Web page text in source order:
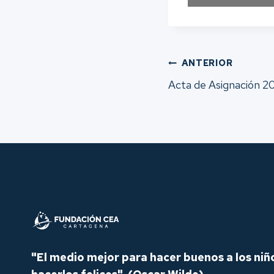
ANTERIOR
Acta de Asignación
"El medio mejor para hacer buenos a los